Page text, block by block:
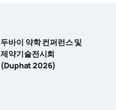
두바이 약학 컨퍼런스 및
제약기술전시회
(Duphat 2026)